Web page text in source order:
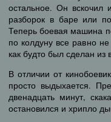
остальное. Он вскочил
разборок в баре или
Теперь боевая машина
по колдуну все равно
как будто был сделан из
В отличии от
просто выдыхается.
двенадцать минут,
остановился и хрипло